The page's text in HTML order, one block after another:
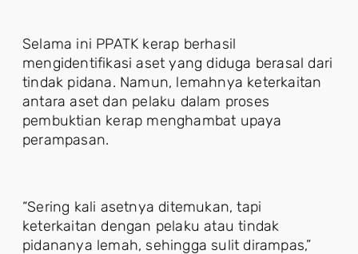
Selama ini PPATK kerap berhasil
mengidentifikasi aset yang diduga berasal dari
tindak pidana. Namun, lemahnya keterkaitan
antara aset dan pelaku dalam proses
pembuktian kerap menghambat upaya
perampasan.
“Sering kali asetnya ditemukan, tapi
keterkaitan dengan pelaku atau tindak
pidananya lemah, sehingga sulit dirampas,”